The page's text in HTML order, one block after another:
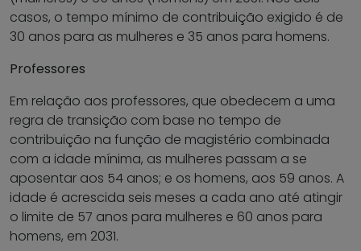
casos, o tempo mínimo de contribuição exigido é de
30 anos para as mulheres e 35 anos para homens.
Professores
Em relação aos professores, que obedecem a uma
regra de transição com base no tempo de
contribuição na função de magistério combinada
com a idade mínima, as mulheres passam a se
aposentar aos 54 anos; e os homens, aos 59 anos. A
idade é acrescida seis meses a cada ano até atingir
o limite de 57 anos para mulheres e 60 anos para
homens, em 2031.